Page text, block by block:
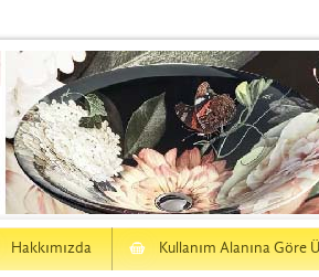
Hakkımızda Kullanım Alanına Göre
S